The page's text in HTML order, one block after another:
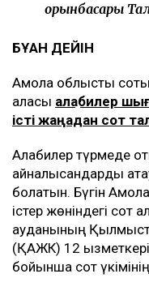
орынбасары
БҰҒАН ДЕЙІН
Ақмола облыстық
алқасы алқабилер
істі жаңадан сот
Алқабилер түрмеде
айналысқандарды
болатын. Бүгін
істер жөніндегі сот
ауданының
(ҚАЖК) 12
бойынша сот